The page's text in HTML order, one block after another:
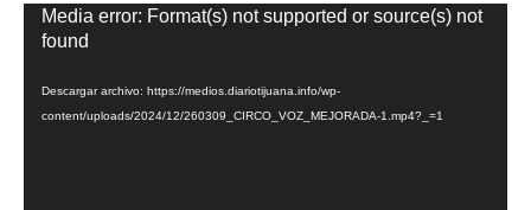
Reproductor
de
Media error: Format(s) not supported or source(s) not
found
Descargar archivo: https://medios.diariotijuana.info/wp-
content/uploads/2024/12/260309_CIRCO_VOZ_MEJORADA-1.mp4?_=1